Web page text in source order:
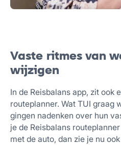
Vaste ritmes van
wijzigen
In de Reisbalans app, zit ook
routeplanner. Wat TUI graag
gingen nadenken over hun
je de Reisbalans
met de auto, dan zie je nu